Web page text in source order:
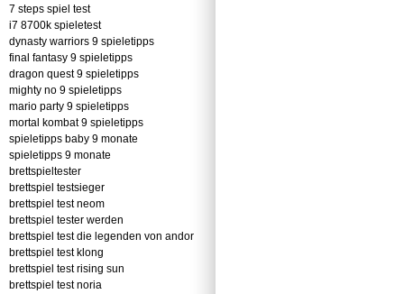
7 steps spiel test
i7 8700k spieletest
dynasty warriors 9 spieletipps
final fantasy 9 spieletipps
dragon quest 9 spieletipps
mighty no 9 spieletipps
mario party 9 spieletipps
mortal kombat 9 spieletipps
spieletipps baby 9 monate
spieletipps 9 monate
brettspieltester
brettspiel testsieger
brettspiel test neom
brettspiel tester werden
brettspiel test die legenden von andor
brettspiel test klong
brettspiel test rising sun
brettspiel test noria